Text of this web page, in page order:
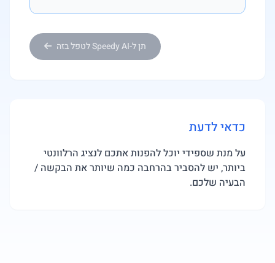
תן ל-Speedy AI לטפל בזה
כדאי לדעת
על מנת שספידי יוכל להפנות אתכם לנציג הרלוונטי
ביותר, יש להסביר בהרחבה כמה שיותר את הבקשה /
הבעיה שלכם.